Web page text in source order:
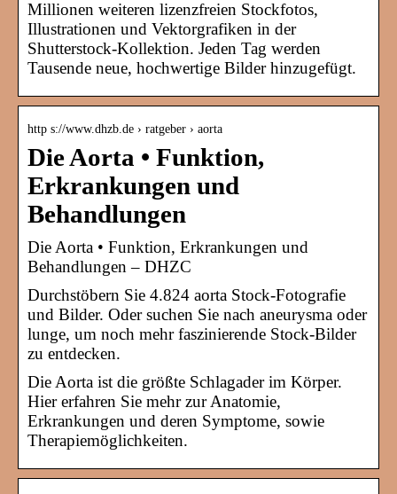
Millionen weiteren lizenzfreien Stockfotos,
Illustrationen und Vektorgrafiken in der
Shutterstock-Kollektion. Jeden Tag werden
Tausende neue, hochwertige Bilder hinzugefügt.
http s://www.dhzb.de › ratgeber › aorta
Die Aorta • Funktion,
Erkrankungen und
Behandlungen
Die Aorta • Funktion, Erkrankungen und
Behandlungen – DHZC
Durchstöbern Sie 4.824 aorta Stock-Fotografie
und Bilder. Oder suchen Sie nach aneurysma oder
lunge, um noch mehr faszinierende Stock-Bilder
zu entdecken.
Die Aorta ist die größte Schlagader im Körper.
Hier erfahren Sie mehr zur Anatomie,
Erkrankungen und deren Symptome, sowie
Therapiemöglichkeiten.